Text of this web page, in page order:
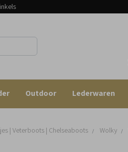
Outdoor Lederwaren
| Veterboots | Chelseaboots Wolky